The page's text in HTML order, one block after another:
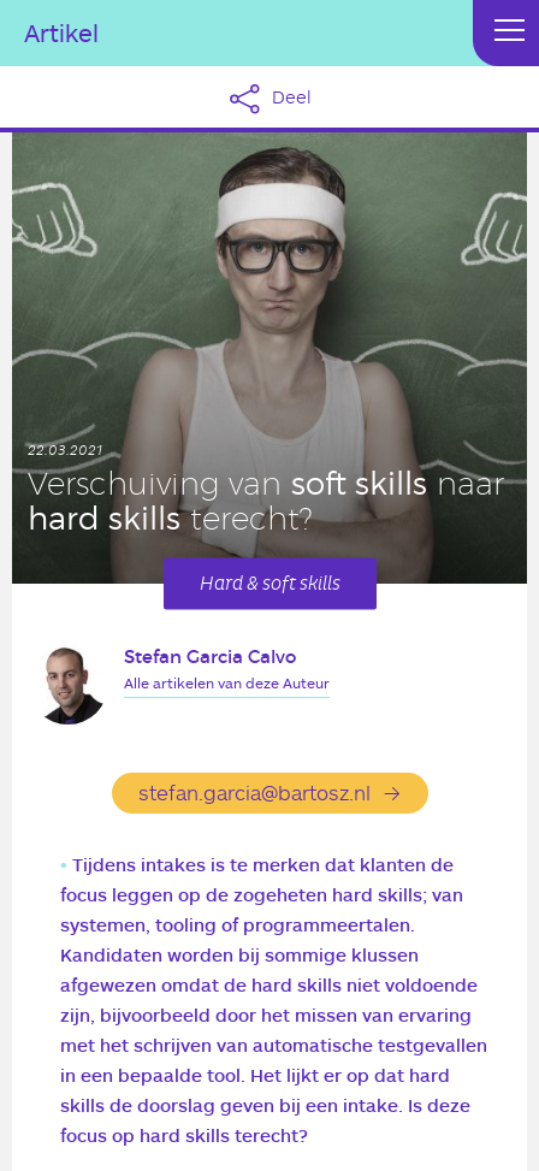
Artikel
Deel
Ver­schui­ving vansoft skills naar
hard skillsterecht?
22.03.2021
Hard & soft skills
Tijdens intakes is te merken dat klanten de
focus leggen op de zogeheten hard skills; van
systemen, tooling of programmeertalen.
Kandidaten worden bij sommige klussen
afgewezen omdat de hard skills niet voldoende
zijn, bijvoorbeeld door het missen van ervaring
met het schrijven van automatische testgevallen
in een bepaalde tool. Het lijkt er op dat hard
skills de doorslag geven bij een intake. Is deze
focus op hard skills terecht?
Stefan Garcia Calvo
Alle artikelen van deze Auteur
stefan.garcia@bartosz.nl